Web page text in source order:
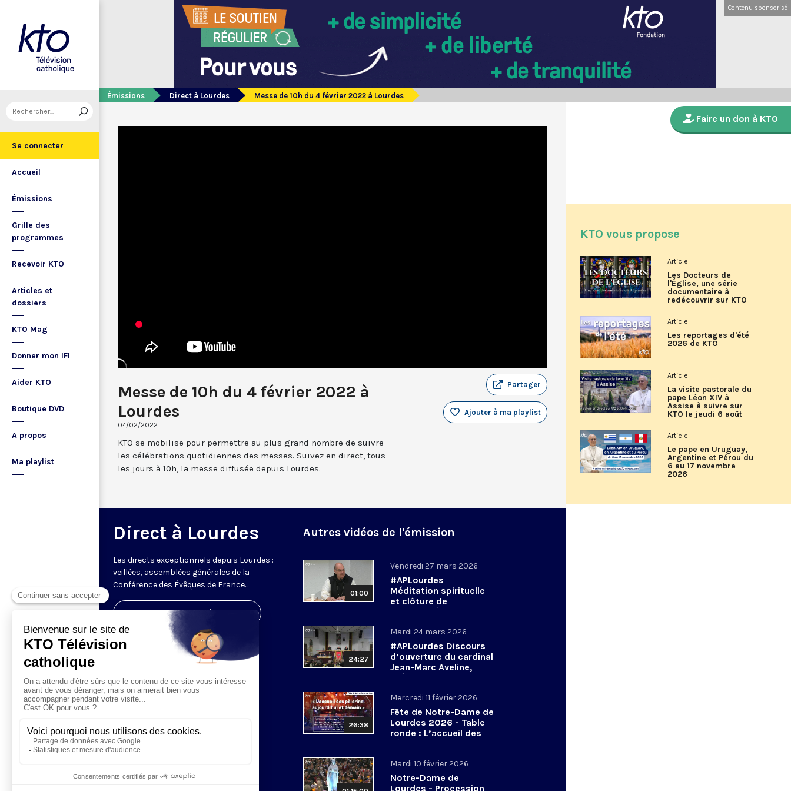
Se connecter
Accueil
Émissions
Grille des
programmes
Recevoir KTO
Articles et
dossiers
KTO Mag
Donner mon IFI
Aider KTO
Boutique DVD
A propos
Ma playlist
Contenu sponsorisé
Émissions Direct à Lourdes Messe de 10h du 4 février 2022 à Lourdes
Messe de 10h du 4 février 2022 à
Lourdes
04/02/2022
Partager
Ajouter à ma playlist
KTO se mobilise pour permettre au plus grand nombre de suivre
les célébrations quotidiennes des messes. Suivez en direct, tous
les jours à 10h, la messe diffusée depuis Lourdes.
Direct à Lourdes
Les directs exceptionnels depuis Lourdes :
veillées, assemblées générales de la
Conférence des Évêques de France...
Visiter la page de l'émission
Autres vidéos de l'émission
01:00
Vendredi 27 mars 2026
#APLourdes
Méditation spirituelle
et clôture de
l’Assemblée des
mars 2026
24:27
Mardi 24 mars 2026
#APLourdes Discours
d’ouverture du cardinal
Jean-Marc Aveline,
président de la CEF -
26:38
Mercredi 11 février 2026
Fête de Notre-Dame de
Lourdes 2026 - Table
ronde : L’accueil des
pèlerins, aujourd’hui et
Mardi 10 février 2026
Notre-Dame de
Lourdes - Procession
Faire un don à KTO
KTO vous propose
Article
Les Docteurs de
l'Église, une série
documentaire à
redécouvrir sur KTO
Article
Les reportages d'été
2026 de KTO
Article
La visite pastorale du
pape Léon XIV à
Assise à suivre sur
KTO le jeudi 6 août
Article
Le pape en Uruguay,
Argentine et Pérou du
6 au 17 novembre
2026